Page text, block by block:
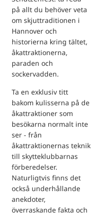
på allt du behöver veta
om skjuttraditionen i
Hannover och
historierna kring tältet,
åkattraktionerna,
paraden och
sockervadden.
Ta en exklusiv titt
bakom kulisserna på de
åkattraktioner som
besökarna normalt inte
ser - från
åkattraktionernas teknik
till skytteklubbarnas
förberedelser.
Naturligtvis finns det
också underhållande
anekdoter,
överraskande fakta och